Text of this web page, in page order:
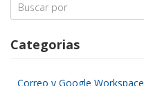
for:
Categorias
Correo y Google Workspace